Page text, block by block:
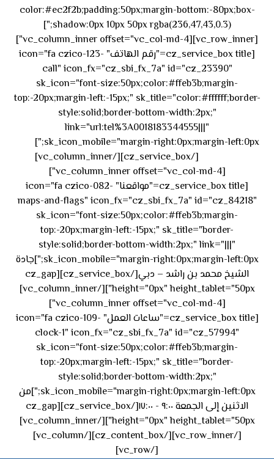
color:#ec2f2b;padding:50px;margin-bottom:-80px;box-
shadow:0px 10px 50px rgba(236,47,43,0.3);"]
[vc_row_inner][vc_column_inner offset="vc_col-md-4"]
[cz_service_box title="رقم الهاتف" icon="fa czico-123-
call" icon_fx="cz_sbi_fx_7a" id="cz_23390"
sk_icon="font-size:50px;color:#ffeb3b;margin-
top:-20px;margin-left:-15px;" sk_title="color:#ffffff;border-
style:solid;border-bottom-width:2px;"
link="url:tel%3A0018183344555|||"
sk_icon_mobile="margin-right:0px;margin-left:0px;"]
[/cz_service_box][/vc_column_inner]
[vc_column_inner offset="vc_col-md-4"]
[cz_service_box title="مواقعنا" icon="fa czico-082-
maps-and-flags" icon_fx="cz_sbi_fx_7a" id="cz_84218"
sk_icon="font-size:50px;color:#ffeb3b;margin-
top:-20px;margin-left:-15px;" sk_title="border-
style:solid;border-bottom-width:2px;" link="|||"
sk_icon_mobile="margin-right:0px;margin-left:0px;"]جادة
الشيخ محمد بن راشد – دبي[/cz_service_box][cz_gap
height="0px" height_tablet="50px"][/vc_column_inner]
[vc_column_inner offset="vc_col-md-4"]
[cz_service_box title="ساعات العمل" icon="fa czico-109-
clock-1" icon_fx="cz_sbi_fx_7a" id="cz_57994"
sk_icon="font-size:50px;color:#ffeb3b;margin-
top:-20px;margin-left:-15px;" sk_title="border-
style:solid;border-bottom-width:2px;"
sk_icon_mobile="margin-right:0px;margin-left:0px;"]من
الاثنين إلى الجمعة ٩:٠٠ - ١٧:٠٠[/cz_service_box][cz_gap
height="0px" height_tablet="50px"][/vc_column_inner]
[/vc_row_inner][/cz_content_box][/vc_column]
[/vc_row]